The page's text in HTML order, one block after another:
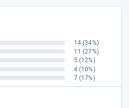
14 (34%)
11 (27%)
5 (12%)
4 (10%)
7 (17%)